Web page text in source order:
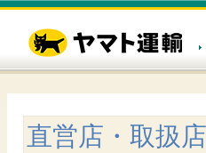
直営店・取扱